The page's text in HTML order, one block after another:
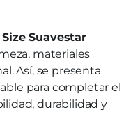
Suavestar
materiales
Así, se presenta
para completar el
durabilidad y